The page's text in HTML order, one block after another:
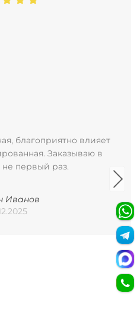
благоприятно влияет
Заказываю в
первый раз.
Иванов